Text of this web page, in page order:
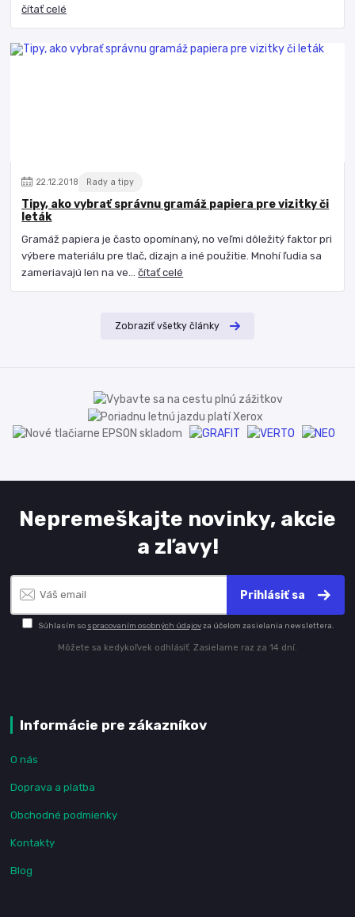
čítať celé
22.12.2018 Rady a tipy
Tipy, ako vybrať správnu gramáž papiera pre vizitky či
leták
Gramáž papiera je často opomínaný, no veľmi dôležitý faktor pri
výbere materiálu pre tlač, dizajn a iné použitie. Mnohí ľudia sa
zameriavajú len na ve...čítať celé
Zobraziť všetky články
Nepremeškajte novinky, akcie
a zľavy!
Prihlásiť sa
Súhlasím so spracovaním osobných údajovza účelom zasielania newslettera.
Môžete sa kedykoľvek odhlásiť. Zasielame raz za 14 dní.
Informácie pre zákazníkov
O nás
Doprava a platba
Obchodné podmienky
Kontakty
Blog